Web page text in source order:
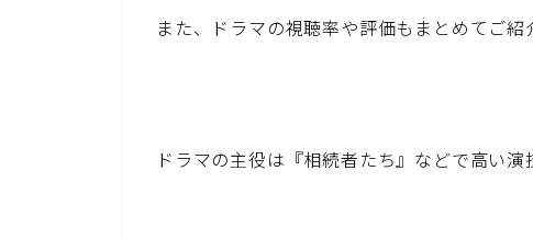
また、ドラマの視聴率や評価もまとめてご紹
ドラマの主役は『相続者たち』などで高い演